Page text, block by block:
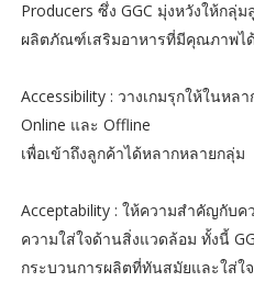
Producers ซึ่ง GGC มุ่งหวังให้กลุ่
ผลิตภัณฑ์เสริมอาหารที่มีคุณภาพไ
Accessibility : วางเกมรุกให้ในห
Online และ Offline
เพื่อเข้าถึงลูกค้าได้หลากหลายกลุ่ม
Acceptability : ให้ความสำคัญกับ
ความใส่ใจด้านสิ่งแวดล้อม ทั้งนี้
กระบวนการผลิตที่ทันสมัยและใส่